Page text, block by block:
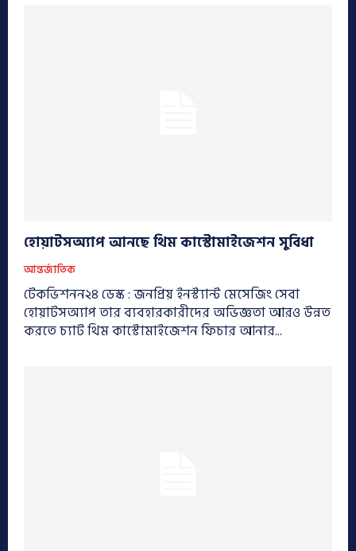
হোয়াটসঅ্যাপ আনছে থিম কাস্টোমাইজেশন সুবিধা
আন্তর্জাতিক
টেকভিশনন২৪ ডেস্ক : জনপ্রিয় ইনস্ট্যান্ট মেসেজিং সেবা
হোয়াটসঅ্যাপ তার ব্যবহারকারীদের অভিজ্ঞতা আরও উন্নত
করতে চ্যাট থিম কাস্টোমাইজেশন ফিচার আনার...